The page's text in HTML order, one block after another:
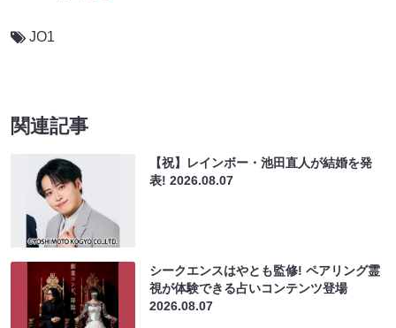
JO1
関連記事
【祝】レインボー・池田直人が結婚を発
表!2026.08.07
シークエンスはやとも監修! ペアリング霊
視が体験できる占いコンテンツ登場
2026.08.07